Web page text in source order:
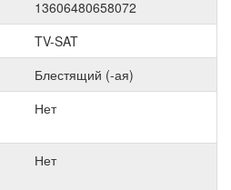
13606480658072
TV-SAT
Блестящий (-ая)
Нет
Нет